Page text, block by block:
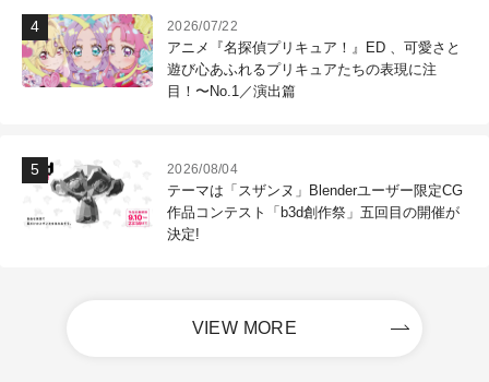
2026/07/22
アニメ『名探偵プリキュア！』ED 、可愛さと
遊び心あふれるプリキュアたちの表現に注
目！〜No.1／演出篇
2026/08/04
テーマは「スザンヌ」Blenderユーザー限定CG
作品コンテスト「b3d創作祭」五回目の開催が
決定!
VIEW MORE